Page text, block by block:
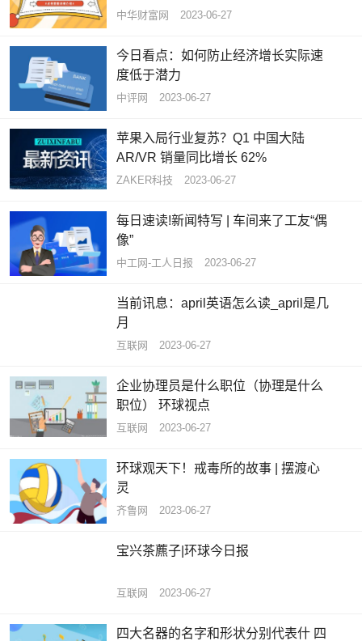
中华财富网 2023-06-27
今日看点：如何防止经济增长实际速
度低于潜力
中评网 2023-06-27
苹果入局行业复苏？Q1 中国大陆
AR/VR 销量同比增长 62%
ZAKER科技 2023-06-27
每日速读!新闻特写 | 车间来了工友“偶
像”
中工网-工人日报 2023-06-27
当前讯息：april英语怎么读_april是几
月
互联网 2023-06-27
企业协理员是什么职位（协理是什么
职位） 环球视点
互联网 2023-06-27
环球观天下！戒毒所的故事 | 摆渡心
灵
齐鲁网 2023-06-27
宝兴茶藨子|环球今日报
互联网 2023-06-27
四大名器的名字和形状分别代表什 四